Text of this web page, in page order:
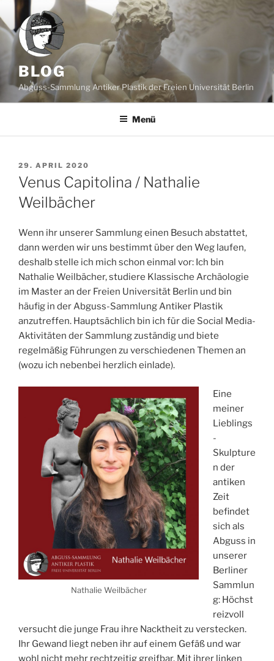
Zum
Inhalt
springen
BLOG
Abguss-Sammlung Antiker Plastik der Freien Universität Berlin
Menü
VERÖFFENTLICHT
AM
29. APRIL 2020
Venus Capitolina / Nathalie
Weilbächer
Wenn ihr unserer Sammlung einen Besuch abstattet,
dann werden wir uns bestimmt über den Weg laufen,
deshalb stelle ich mich schon einmal vor: Ich bin
Nathalie Weilbächer, studiere Klassische Archäologie
im Master an der Freien Universität Berlin und bin
häufig in der Abguss-Sammlung Antiker Plastik
anzutreffen. Hauptsächlich bin ich für die Social Media-
Aktivitäten der Sammlung zuständig und biete
regelmäßig Führungen zu verschiedenen Themen an
(wozu ich nebenbei herzlich einlade).
Nathalie Weilbächer
Eine
meiner
Lieblings
-
Skulpture
n der
antiken
Zeit
befindet
sich als
Abguss in
unserer
Berliner
Sammlun
g: Höchst
reizvoll
versucht die junge Frau ihre Nacktheit zu verstecken.
Ihr Gewand liegt neben ihr auf einem Gefäß und war
wohl nicht mehr rechtzeitig greifbar. Mit ihrer linken